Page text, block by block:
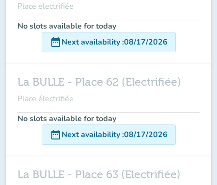
Place électrifiée
No slots available for today
date_rangeNext availability:08/17/2026
La BULLE - Place 62 (Electrifiée)
Place électrifiée
No slots available for today
date_rangeNext availability:08/17/2026
La BULLE - Place 63 (Electrifiée)